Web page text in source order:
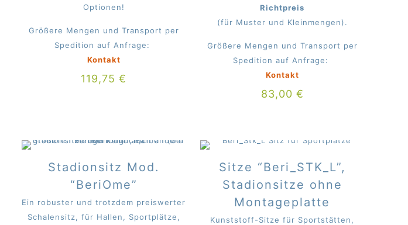
Optionen!
Größere Mengen und Transport per
Spedition auf Anfrage:
Kontakt
119,75€
Richtpreis
(für Muster und Kleinmengen).
Größere Mengen und Transport per
Spedition auf Anfrage:
Kontakt
83,00 €
Stadionsitz Mod.
“BeriOme”
Ein robuster und trotzdem preiswerter
Schalensitz, für Hallen, Sportplätze,
Sitze “Beri_STK_L”,
Stadionsitze ohne
Montageplatte
Kunststoff-Sitze für Sportstätten,